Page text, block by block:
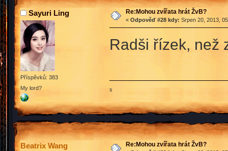
Sayuri Ling
Příspěvků: 383
My lord?
Re:Mohou zvířata hrát ŽvB?
« Odpověď #28 kdy: Srpen 20, 2013,
Radši řízek, než
s
Beatrix Wang Re:Mohou zvířata hrát ŽvB?